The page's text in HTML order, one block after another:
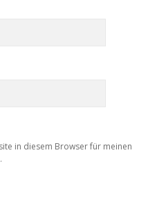
in diesem Browser für meinen